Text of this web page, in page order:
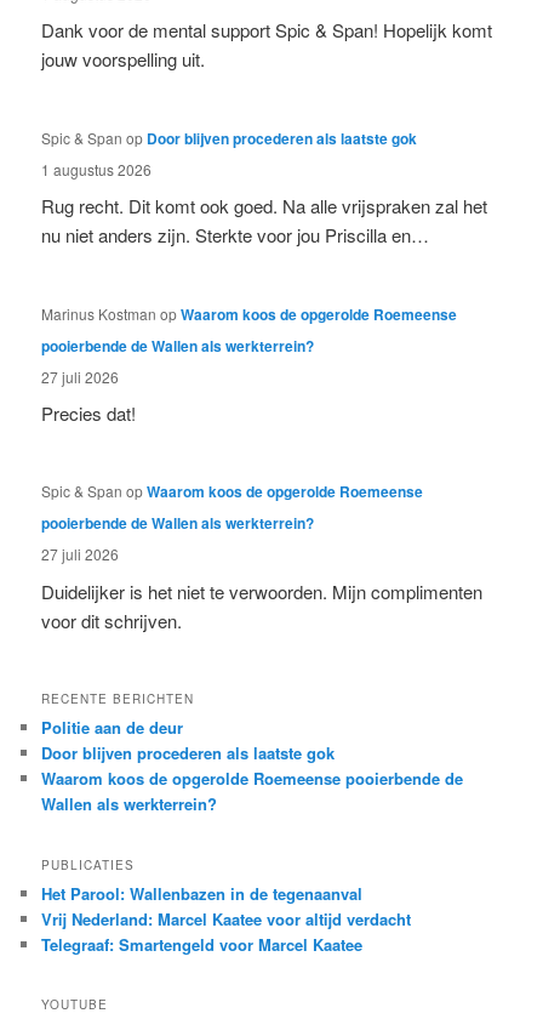
Dank voor de mental support Spic & Span! Hopelijk komt
jouw voorspelling uit.
Spic & Span op Door blijven procederen als laatste gok
1 augustus 2026
Rug recht. Dit komt ook goed. Na alle vrijspraken zal het
nu niet anders zijn. Sterkte voor jou Priscilla en…
Marinus Kostman opWaarom koos de opgerolde Roemeense
pooierbende de Wallen als werkterrein?
27 juli 2026
Precies dat!
Spic & Span opWaarom koos de opgerolde Roemeense
pooierbende de Wallen als werkterrein?
27 juli 2026
Duidelijker is het niet te verwoorden. Mijn complimenten
voor dit schrijven.
RECENTE BERICHTEN
Politie aan de deur
Door blijven procederen als laatste gok
Waarom koos de opgerolde Roemeense pooierbende de
Wallen als werkterrein?
PUBLICATIES
Het Parool: Wallenbazen in de tegenaanval
Vrij Nederland: Marcel Kaatee voor altijd verdacht
Telegraaf: Smartengeld voor Marcel Kaatee
YOUTUBE